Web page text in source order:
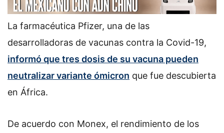
La farmacéutica Pfizer, una de las
desarrolladoras de vacunas contra la Covid-19,
informó que tres dosis de su vacuna pueden
neutralizar variante ómicron que fue descubierta
en África.
De acuerdo con Monex, el rendimiento de los